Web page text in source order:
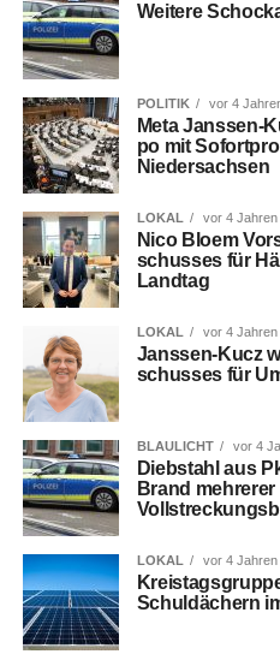
Wei­te­re
POLITIK vor 4
Meta Jans­sen-
po mit
Niedersachsen
LOKAL vor 4 Jahren
Nico Blo­em
schus­ses für
Landtag
LOKAL vor 4 Jahren
Jans­sen-Kucz
schus­ses für
BLAULICHT vor 4
Dieb­stahl aus
Brand
LOKAL vor 4 Jahren
Schul­dä­chern